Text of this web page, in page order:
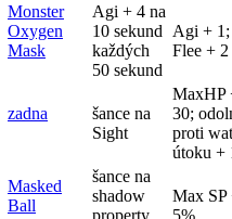
Monster
Oxygen
Mask
Agi + 4 na
10 sekund
každých
50 sekund
Agi + 1;
Flee + 2
zadna
šance na
Sight
MaxHP
30;
proti
útoku +
Masked
Ball
šance na
shadow
property
Max SP
5%